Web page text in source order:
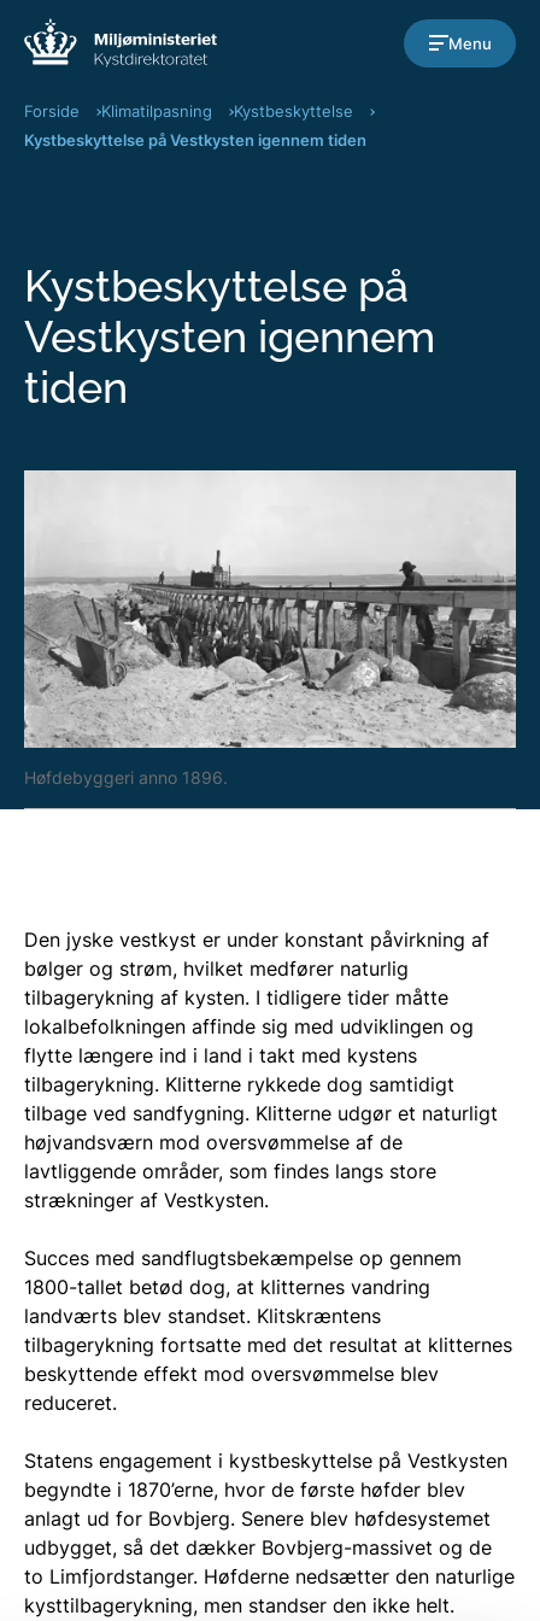
Menu
Forside Klimatilpasning
Kystbeskyttelse
Kystbeskyttelse på Vestkysten igennem tiden
Kystbeskyttelse på
Vestkysten igennem
tiden
Høfdebyggeri anno 1896.
Den jyske vestkyst er under konstant påvirkning af
bølger og strøm, hvilket medfører naturlig
tilbagerykning af kysten. I tidligere tider måtte
lokalbefolkningen affinde sig med udviklingen og
flytte længere ind i land i takt med kystens
tilbagerykning. Klitterne rykkede dog samtidigt
tilbage ved sandfygning. Klitterne udgør et naturligt
højvandsværn mod oversvømmelse af de
lavtliggende områder, som findes langs store
strækninger af Vestkysten.
Succes med sandflugtsbekæmpelse op gennem
1800-tallet betød dog, at klitternes vandring
landværts blev standset. Klitskræntens
tilbagerykning fortsatte med det resultat at klitternes
beskyttende effekt mod oversvømmelse blev
reduceret.
Statens engagement i kystbeskyttelse på Vestkysten
begyndte i 1870’erne, hvor de første høfder blev
anlagt ud for Bovbjerg. Senere blev høfdesystemet
udbygget, så det dækker Bovbjerg-massivet og de
to Limfjordstanger. Høfderne nedsætter den naturlige
kysttilbagerykning, men standser den ikke helt.